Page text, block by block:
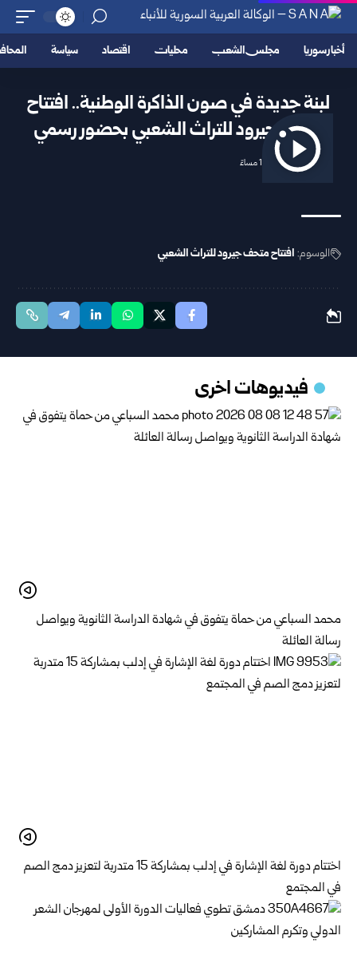
أخبار سوريا مجلس الشعب محليات اقتصاد سياسة
لبنة جديدة في صون الذاكرة الوطنية.. افتتاح
متحف جيرود للتراث الشعبي بحضور رسمي
2026/07/01 11:29 مساءً
الوسوم: افتتاح متحف جيرود للتراث الشعبي
فيديوهات اخرى
محمد السباعي من حماة يتفوق في شهادة الدراسة الثانوية ويواصل
رسالة العائلة
اختتام دورة لغة الإشارة في إدلب بمشاركة 15 متدربة لتعزيز دمج الصم
في المجتمع